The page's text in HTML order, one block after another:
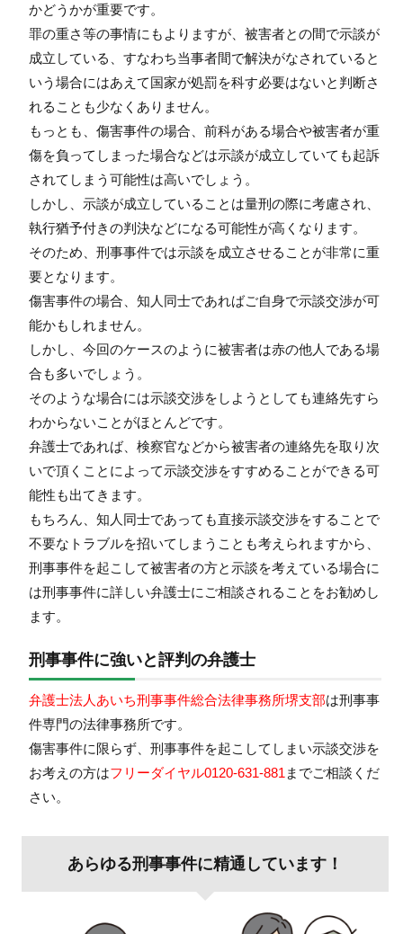
かどうかが重要です。
罪の重さ等の事情にもよりますが、被害者との間で示談が
成立している、すなわち当事者間で解決がなされていると
いう場合にはあえて国家が処罰を科す必要はないと判断さ
れることも少なくありません。
もっとも、傷害事件の場合、前科がある場合や被害者が重
傷を負ってしまった場合などは示談が成立していても起訴
されてしまう可能性は高いでしょう。
しかし、示談が成立していることは量刑の際に考慮され、
執行猶予付きの判決などになる可能性が高くなります。
そのため、刑事事件では示談を成立させることが非常に重
要となります。
傷害事件の場合、知人同士であればご自身で示談交渉が可
能かもしれません。
しかし、今回のケースのように被害者は赤の他人である場
合も多いでしょう。
そのような場合には示談交渉をしようとしても連絡先すら
わからないことがほとんどです。
弁護士であれば、検察官などから被害者の連絡先を取り次
いで頂くことによって示談交渉をすすめることができる可
能性も出てきます。
もちろん、知人同士であっても直接示談交渉をすることで
不要なトラブルを招いてしまうことも考えられますから、
刑事事件を起こして被害者の方と示談を考えている場合に
は刑事事件に詳しい弁護士にご相談されることをお勧めし
ます。
刑事事件に強いと評判の弁護士
弁護士法人あいち刑事事件総合法律事務所堺支部は刑事事
件専門の法律事務所です。
傷害事件に限らず、刑事事件を起こしてしまい示談交渉を
お考えの方はフリーダイヤル0120-631-881 までご相談くだ
さい。
あらゆる刑事事件に精通しています！